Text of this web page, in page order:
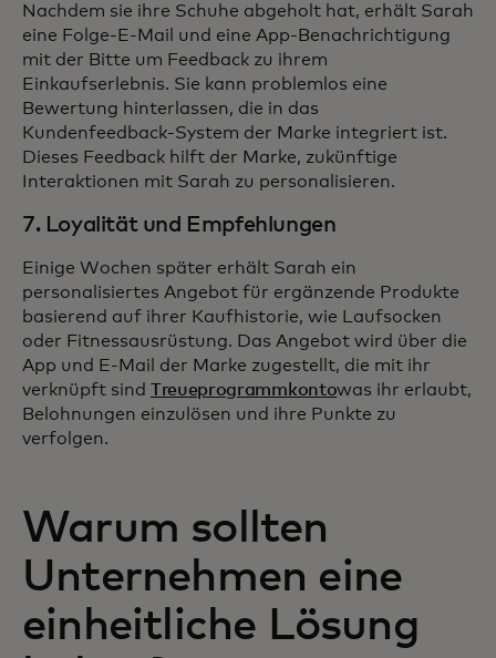
Nachdem sie ihre Schuhe abgeholt hat, erhält Sarah
eine Folge-E-Mail und eine App-Benachrichtigung
mit der Bitte um Feedback zu ihrem
Einkaufserlebnis. Sie kann problemlos eine
Bewertung hinterlassen, die in das
Kundenfeedback-System der Marke integriert ist.
Dieses Feedback hilft der Marke, zukünftige
Interaktionen mit Sarah zu personalisieren.
7. Loyalität und Empfehlungen
Einige Wochen später erhält Sarah ein
personalisiertes Angebot für ergänzende Produkte
basierend auf ihrer Kaufhistorie, wie Laufsocken
oder Fitnessausrüstung. Das Angebot wird über die
App und E-Mail der Marke zugestellt, die mit ihr
verknüpft sind Treueprogrammkontowas ihr erlaubt,
Belohnungen einzulösen und ihre Punkte zu
verfolgen.
Warum sollten
Unternehmen eine
einheitliche Lösung